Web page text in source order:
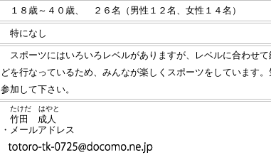
１８歳～４０歳、 ２６名（男性１２名、女性１４名）
特になし
スポーツにはいろいろレベルがありますが、レベルに合わせて
どを行なっているため、みんなが楽しくスポーツをしています。
参加して下さい。
たけだ はやと
竹田 成人
・メールアドレス